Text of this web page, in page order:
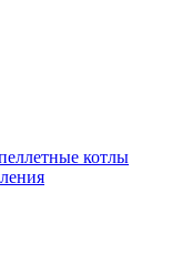
котлы